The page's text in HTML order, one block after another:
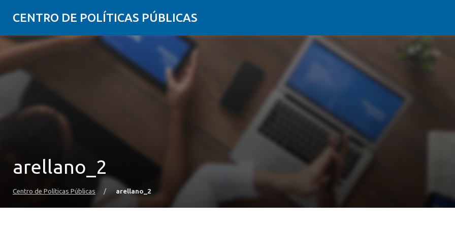
CENTRO DE POLÍTICAS PÚBLICAS
arellano_2
Centro de Políticas Públicas / arellano_2